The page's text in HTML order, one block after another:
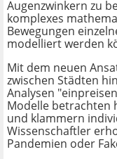
Augenzwinkern zu
komplexes
Bewegungen
modelliert werden
Mit dem neuen
zwischen Städten
Analysen
Modelle betrachten
und klammern
Wissenschaftler
Pandemien oder